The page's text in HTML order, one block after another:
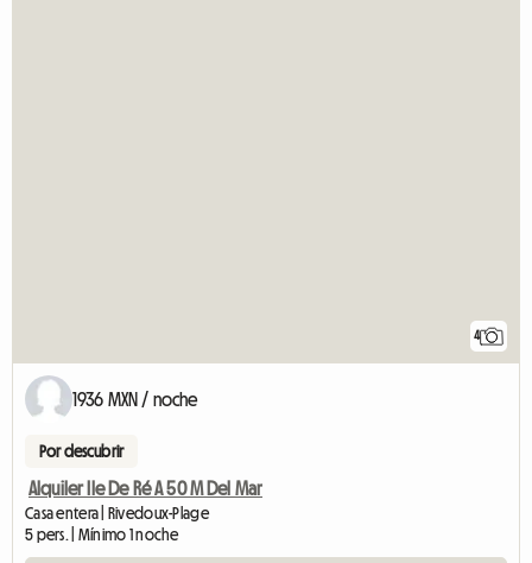
4
1936 MXN / noche
Por descubrir
Alquiler Ile De Ré A 50 M Del Mar
Casa entera | Rivedoux-Plage
5 pers. | Mínimo 1 noche